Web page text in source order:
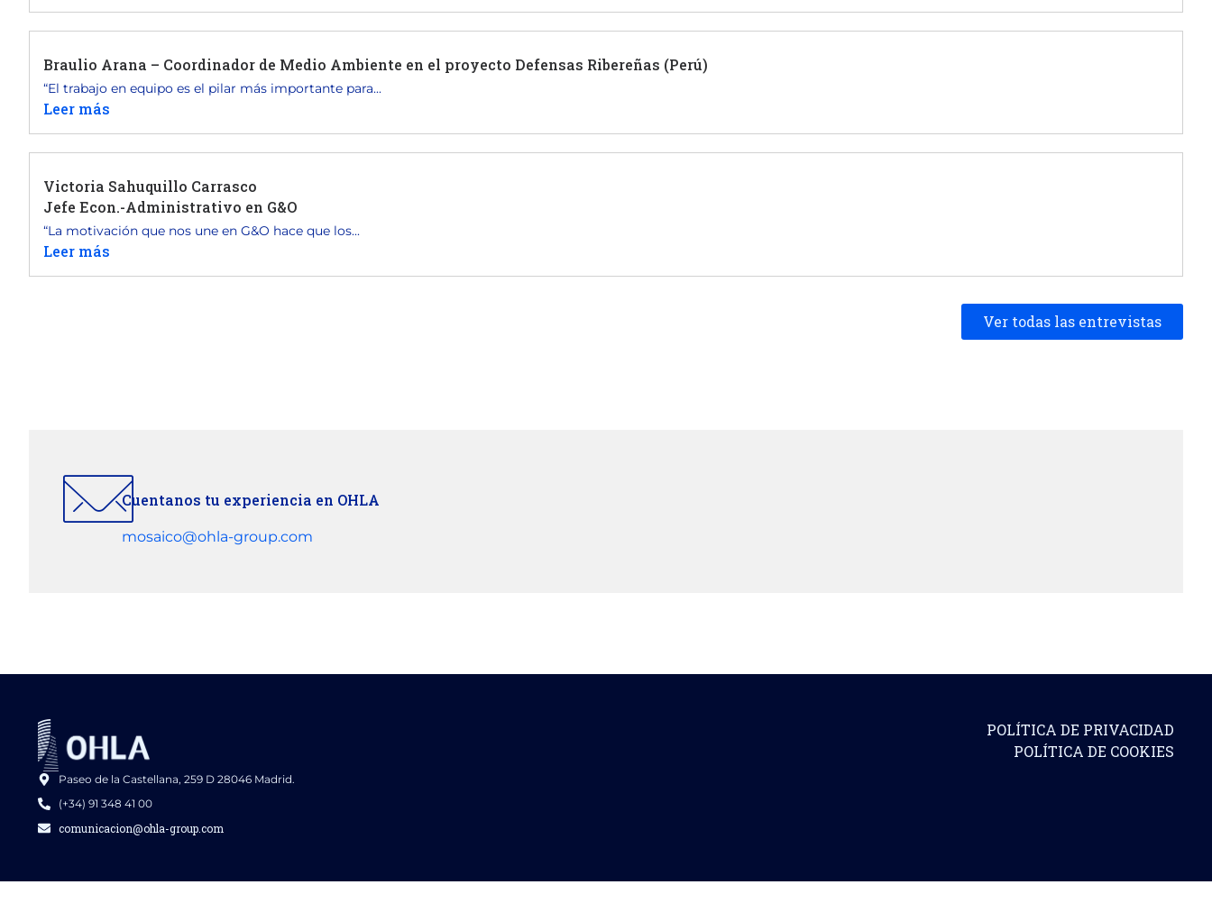
Braulio Arana – Coordinador de Medio Ambiente en el proyecto Defensas Ribereñas (Perú)
“El trabajo en equipo es el pilar más importante para...
Leer más
Victoria Sahuquillo Carrasco
Jefe Econ.-Administrativo en G&O
“La motivación que nos une en G&O hace que los...
Leer más
Ver todas las entrevistas
Cuentanos tu experiencia en OHLA
mosaico@ohla-group.com
Paseo de la Castellana, 259 D 28046 Madrid.
(+34) 91 348 41 00
comunicacion@ohla-group.com
POLÍTICA DE PRIVACIDAD
POLÍTICA DE COOKIES